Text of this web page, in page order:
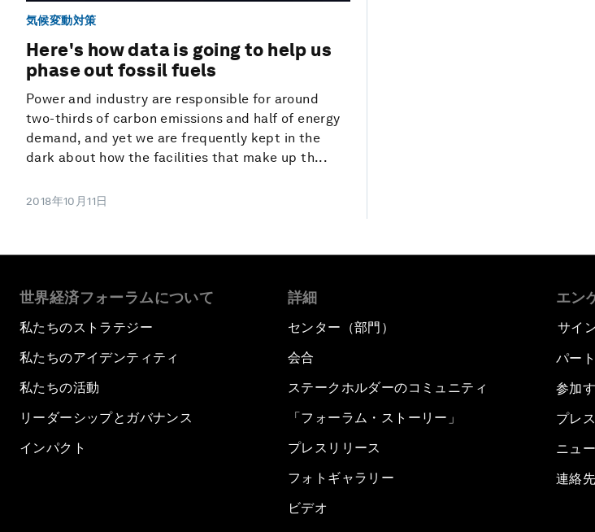
気候変動対策
Here's how data is going to help us
phase out fossil fuels
Power and industry are responsible for around
two-thirds of carbon emissions and half of energy
demand, and yet we are frequently kept in the
dark about how the facilities that make up th...
2018年10月11日
世界経済フォーラムについて
私たちのストラテジー
私たちのアイデンティティ
私たちの活動
リーダーシップとガバナンス
インパクト
詳細
センター（部門）
会合
ステークホルダーのコミュニティ
「フォーラム・ストーリー」
プレスリリース
フォトギャラリー
ビデオ
エン
サイ
パー
参加
プレ
ニュ
連絡